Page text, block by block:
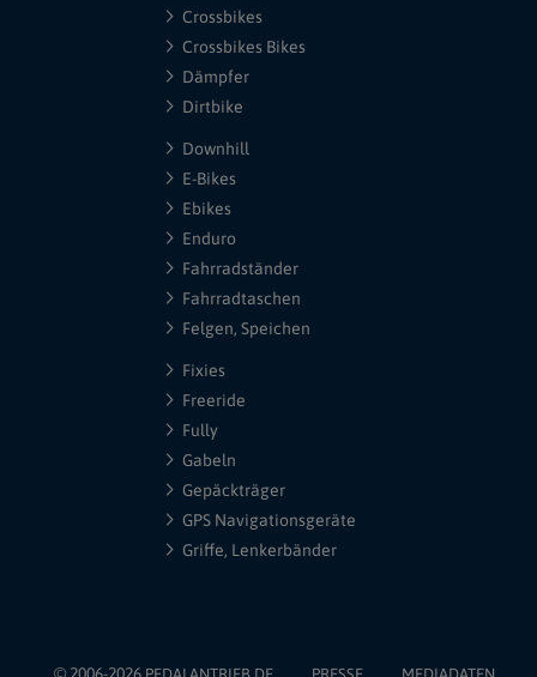
Crossbikes
Crossbikes Bikes
Dämpfer
Dirtbike
Downhill
E-Bikes
Ebikes
Enduro
Fahrradständer
Fahrradtaschen
Felgen, Speichen
Fixies
Freeride
Fully
Gabeln
Gepäckträger
GPS Navigationsgeräte
Griffe, Lenkerbänder